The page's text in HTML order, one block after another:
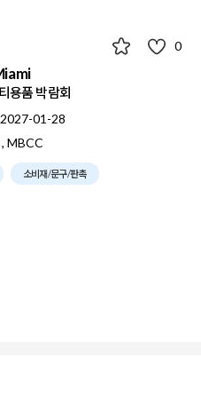
0
용품 박람회
01-28
MBCC
소비재/문구/판촉